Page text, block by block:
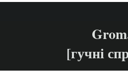
[гучні